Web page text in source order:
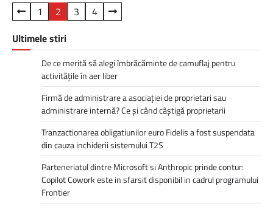
Paginație
articole
1 2 3
4
Ultimele stiri
De ce merită să alegi îmbrăcăminte de camuflaj pentru
activitățile în aer liber
Firmă de administrare a asociației de proprietari sau
administrare internă? Ce și când câștigă proprietarii
Tranzactionarea obligatiunilor euro Fidelis a fost suspendata
din cauza inchiderii sistemului T2S
Parteneriatul dintre Microsoft si Anthropic prinde contur:
Copilot Cowork este in sfarsit disponibil in cadrul programului
Frontier